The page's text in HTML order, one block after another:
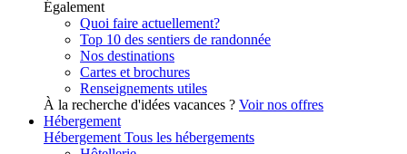
Également
Quoi faire actuellement?
Top 10 des sentiers de randonnée
Nos destinations
Cartes et brochures
Renseignements utiles
À la recherche d'idées vacances ? Voir nos offres
Hébergement
Hébergement Tous les hébergements